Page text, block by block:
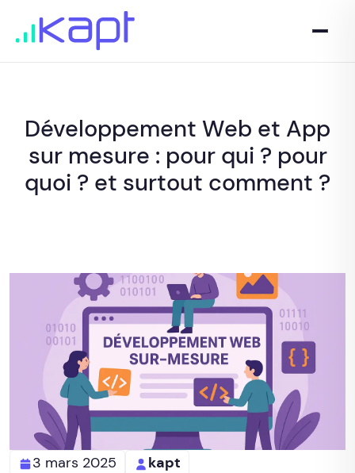
Développement Web et App
sur mesure : pour qui ? pour
quoi ? et surtout comment ?
3 mars 2025 kapt